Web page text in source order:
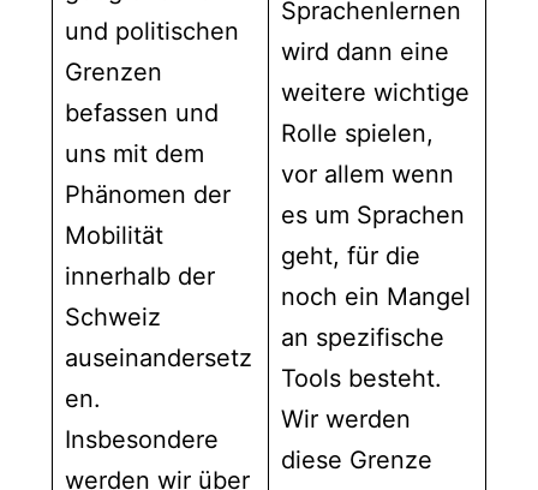
und politischen
Grenzen
befassen und
uns mit dem
Phänomen der
Mobilität
innerhalb der
Schweiz
auseinandersetz
en.
Insbesondere
werden wir über
Sprachenlernen
wird dann eine
weitere wichtige
Rolle spielen,
vor allem wenn
es um Sprachen
geht, für die
noch ein Mangel
an spezifische
Tools besteht.
Wir werden
diese Grenze